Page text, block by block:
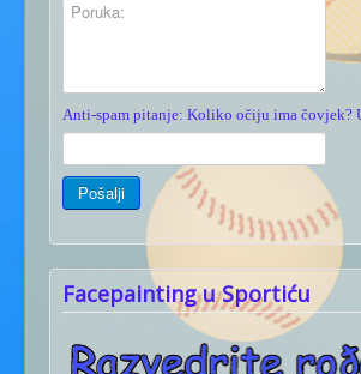
Anti-spam pitanje: Koliko očiju ima čovjek?
Facepainting u Sportiću